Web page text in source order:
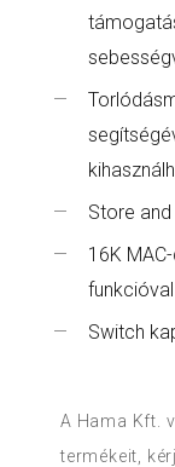
Store
16K
funkcióval
Switch
A Hama Kft.
termékeit,